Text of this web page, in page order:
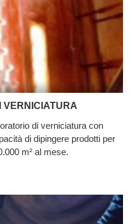
VERNICIATURA
di verniciatura con
di dipingere prodotti per
m² al mese.